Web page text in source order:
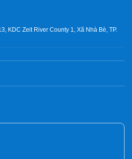
KDC Zeit River County 1, Xã Nhà Bè, TP.